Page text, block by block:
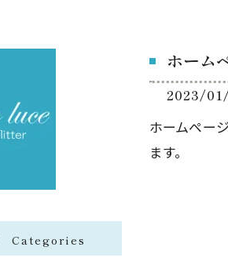
ホーム
2023/
ホームペー
ます。
Categories